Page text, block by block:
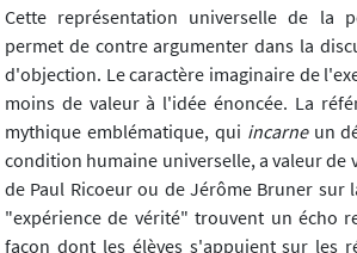
Cette représentation universelle de la
permet de contre argumenter dans la
d'objection. Le caractère imaginaire de
moins de valeur à l'idée énoncée. La
mythique emblématique, qui incarneun
condition humaine universelle, a valeur de
de Paul Ricoeur ou de Jérôme Bruner sur
"expérience de vérité" trouvent un écho
façon dont les élèves s'appuient sur les